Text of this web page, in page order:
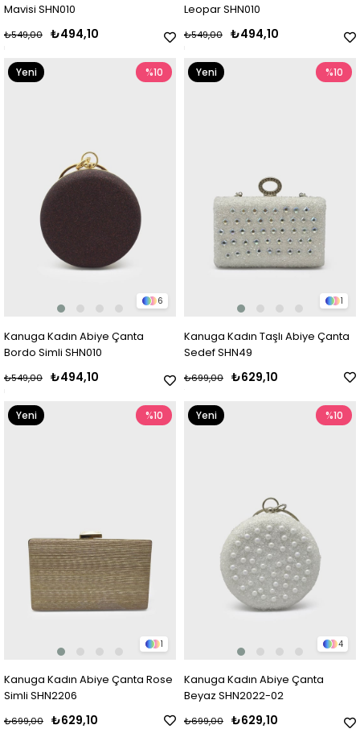
Mavisi SHN010
₺494,10
₺549,00
Leopar SHN010
₺494,10
₺549,00
6
Kanuga Kadın Abiye Çanta
Bordo Simli SHN010
₺494,10
₺549,00
%10
Yeni
1
Kanuga Kadın Taşlı Abiye Çanta
Sedef SHN49
₺629,10
₺699,00
%10
Yeni
1
Kanuga Kadın Abiye Çanta Rose
Simli SHN2206
₺629,10
₺699,00
%10
Yeni
4
Kanuga Kadın Abiye Çanta
Beyaz SHN2022-02
₺629,10
₺699,00
%10
Yeni